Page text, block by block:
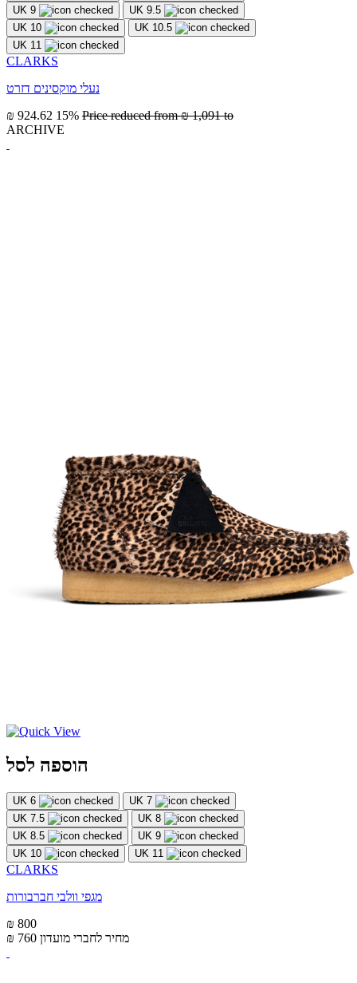
UK 9
UK 9.5
UK 10
UK 10.5
UK 11
CLARKS
נעלי מוקסינים דזרט
₪ 924.62 15% Price reduced from₪ 1,091 to
ARCHIVE
הוספה לסל
UK 6
UK 7
UK 7.5
UK 8
UK 8.5
UK 9
UK 10
UK 11
CLARKS
מגפי וולבי חברבורות
₪ 800
₪ 760 מחיר לחברי מועדון